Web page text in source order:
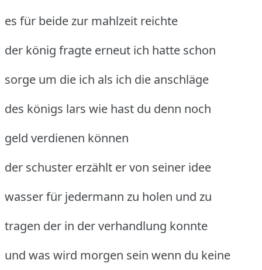
es für beide zur mahlzeit reichte
der könig fragte erneut ich hatte schon
sorge um die ich als ich die anschläge
des königs lars wie hast du denn noch
geld verdienen können
der schuster erzählt er von seiner idee
wasser für jedermann zu holen und zu
tragen der in der verhandlung konnte
und was wird morgen sein wenn du keine